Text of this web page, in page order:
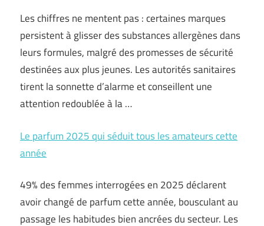
Les chiffres ne mentent pas : certaines marques
persistent à glisser des substances allergènes dans
leurs formules, malgré des promesses de sécurité
destinées aux plus jeunes. Les autorités sanitaires
tirent la sonnette d’alarme et conseillent une
attention redoublée à la …
Le parfum 2025 qui séduit tous les amateurs cette
année
49% des femmes interrogées en 2025 déclarent
avoir changé de parfum cette année, bousculant au
passage les habitudes bien ancrées du secteur. Les